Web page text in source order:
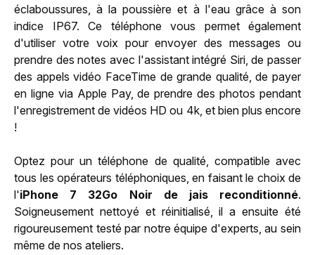
éclaboussures, à la poussière et à l'eau grâce à son
indice IP67. Ce téléphone vous permet également
d'utiliser votre voix pour envoyer des messages ou
prendre des notes avec l'assistant intégré Siri, de passer
des appels vidéo FaceTime de grande qualité, de payer
en ligne via Apple Pay, de prendre des photos pendant
l'enregistrement de vidéos HD ou 4k, et bien plus encore
!
Optez pour un téléphone de qualité, compatible avec
tous les opérateurs téléphoniques, en faisant le choix de
l'iPhone 7 32Go Noir de jais reconditionné.
Soigneusement nettoyé et réinitialisé, il a ensuite été
rigoureusement testé par notre équipe d'experts, au sein
même de nos ateliers.